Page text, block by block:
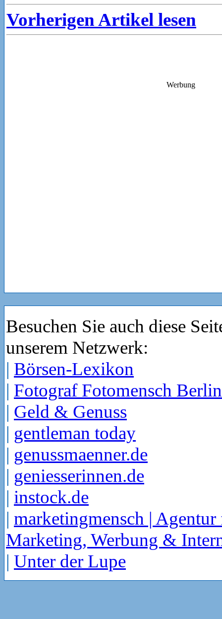
Vorherigen Artikel lesen
Werbung
Besuchen Sie auch diese
unserem Netzwerk:
| Börsen-Lexikon
| Fotograf Fotomensch Berlin
| Geld & Genuss
| gentleman today
| genussmaenner.de
| geniesserinnen.de
| instock.de
| marketingmensch | Agentur
Marketing, Werbung &
| Unter der Lupe